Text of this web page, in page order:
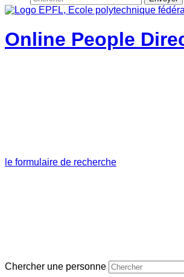
Online People
le formulaire de recherche
Chercher une personne